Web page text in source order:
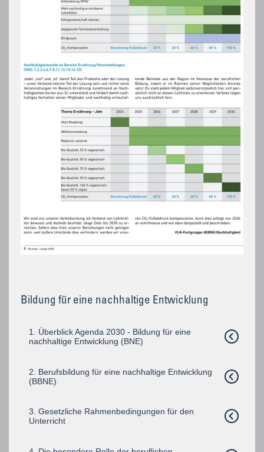
Bildung für eine nachhaltige Entwicklung
1. Überblick Agenda 2030 - Bildung für eine
nachhaltige Entwicklung (BNE)
2. Berufsbildung für eine nachhaltige Entwicklung
(BBNE)
3. Gesetzliche Rahmenbedingungen für den
Unterricht